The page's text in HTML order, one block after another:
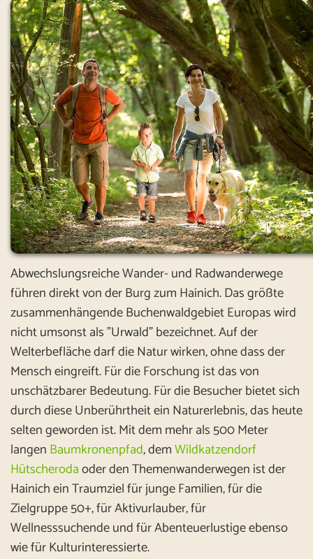
Abwechslungsreiche Wander- und Radwanderwege
führen direkt von der Burg zum Hainich. Das größte
zusammenhängende Buchenwaldgebiet Europas wird
nicht umsonst als "Urwald" bezeichnet. Auf der
Welterbefläche darf die Natur wirken, ohne dass der
Mensch eingreift. Für die Forschung ist das von
unschätzbarer Bedeutung. Für die Besucher bietet sich
durch diese Unberührtheit ein Naturerlebnis, das heute
selten geworden ist. Mit dem mehr als 500 Meter
langen Baumkronenpfad, demWildkatzendorf
Hütscherodaoder den Themenwanderwegen ist der
Hainich ein Traumziel für junge Familien, für die
Zielgruppe 50+, für Aktivurlauber, für
Wellnesssuchende und für Abenteuerlustige ebenso
wie für Kulturinteressierte.